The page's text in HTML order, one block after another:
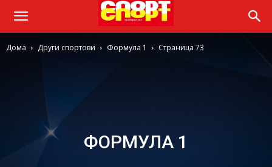
Дома Други спортови Формула 1 Страница 73
ФОРМУЛА 1